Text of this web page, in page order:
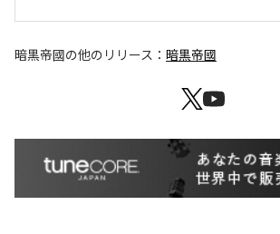
暗黒帝國の他のリリース： 暗黒帝國